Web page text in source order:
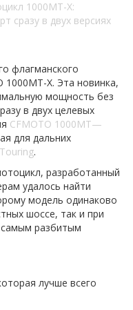
флагманского
X. Эта новинка,
мощность без
в двух целевых
CFMOTO 1000MT—
для дальних
.
разработанный
удалось найти
модель одинаково
шоссе, так и при
разбитым
лучше всего